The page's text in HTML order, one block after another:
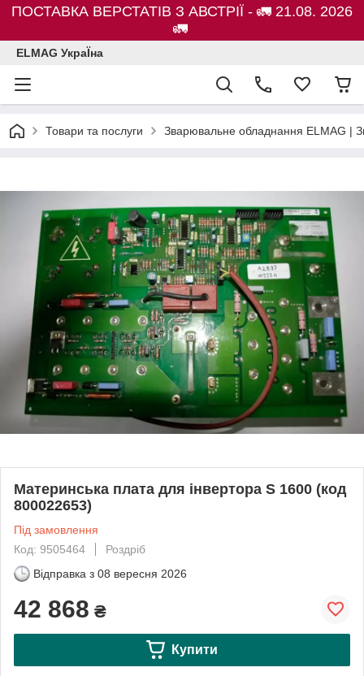
ПОСТАВКА ВЕРСТАТІВ З АВСТРІЇ - 🚛 21.08. 2026
🚛
ELMAG УкраЇна
Товари та послуги Зварювальне обладнання ELMAG |
Материнська плата для інвертора S 1600 (код
800022653)
Під замовлення
Код: 9505464
Роздріб
Відправка з 08 вересня 2026
42 868 ₴
Купити